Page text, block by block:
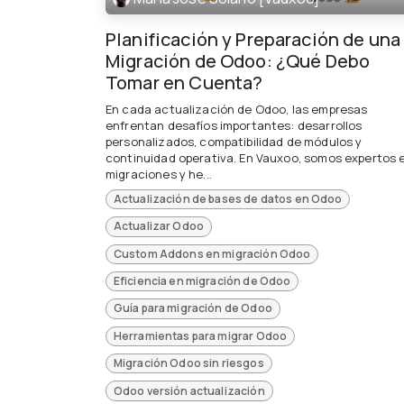
Planificación y Preparación de una
Migración de Odoo: ¿Qué Debo
Tomar en Cuenta?
En cada actualización de Odoo, las empresas
enfrentan desafíos importantes: desarrollos
personalizados, compatibilidad de módulos y
continuidad operativa. En Vauxoo, somos expertos
migraciones y he...
Actualización de bases de datos en Odoo
Actualizar Odoo
Custom Addons en migración Odoo
Eficiencia en migración de Odoo
Guía para migración de Odoo
Herramientas para migrar Odoo
Migración Odoo sin riesgos
Odoo versión actualización